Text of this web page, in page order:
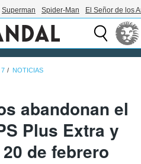
Superman Spider-Man El Señor de los
7 NOTICIAS
abandonan el
Plus Extra y
de febrero